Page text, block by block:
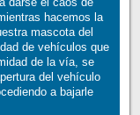
hacemos la
mascota del
de vehículos que
de la vía, se
del vehículo
a bajarle